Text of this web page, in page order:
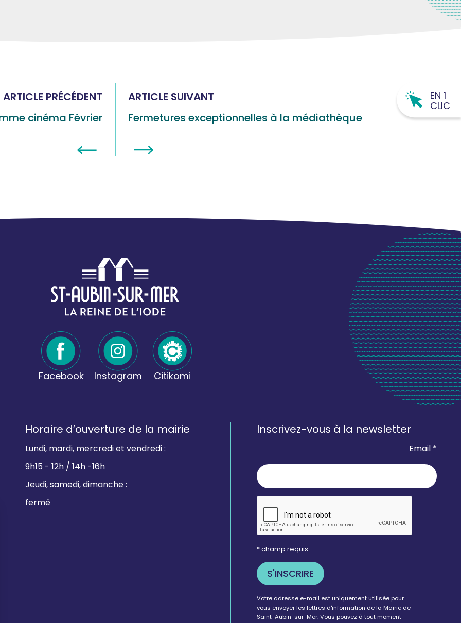
ARTICLE PRÉCÉDENT
cinéma Février
ARTICLE SUIVANT
Fermetures exceptionnelles à la médiathèque
Facebook Instagram Citikomi
Horaire d’ouverture de la mairie
Lundi, mardi, mercredi et vendredi :
9h15 - 12h / 14h -16h
Jeudi, samedi, dimanche :
fermé
Inscrivez-vous à la newsletter
Email *
* champ requis
Votre adresse e-mail est uniquement utilisée pour
vous envoyer les lettres d'information de la Mairie de
Saint-Aubin-sur-Mer. Vous pouvez à tout moment
EN 1
CLIC